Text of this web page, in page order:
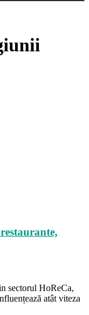
sectorul HoReCa,
atât viteza